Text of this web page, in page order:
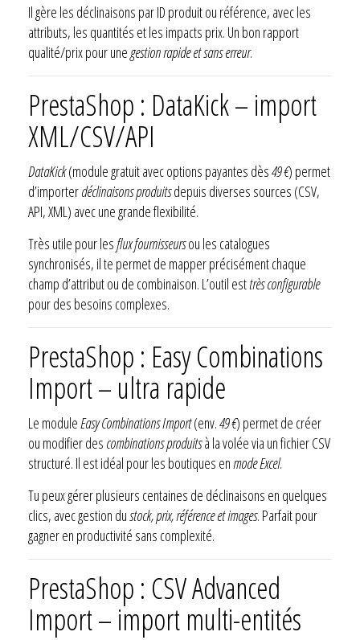
Il gère les déclinaisons par ID produit ou référence, avec les
attributs, les quantités et les impacts prix. Un bon rapport
qualité/prix pour une gestion rapide et sans erreur.
PrestaShop : DataKick – import
XML/CSV/API
DataKick(module gratuit avec options payantes dès49 €) permet
d’importerdéclinaisons produitsdepuis diverses sources (CSV,
API, XML) avec une grande flexibilité.
Très utile pour lesflux fournisseursou les catalogues
synchronisés, il te permet de mapper précisément chaque
champ d’attribut ou de combinaison. L’outil esttrès configurable
pour des besoins complexes.
PrestaShop : Easy Combinations
Import – ultra rapide
Le moduleEasy Combinations Import(env.49 €) permet de créer
ou modifier des combinations produitsà la volée via un fichier CSV
structuré. Il est idéal pour les boutiques en mode Excel.
Tu peux gérer plusieurs centaines de déclinaisons en quelques
clics, avec gestion dustock, prix, référence et images. Parfait pour
gagner en productivité sans complexité.
PrestaShop : CSV Advanced
Import – import multi-entités